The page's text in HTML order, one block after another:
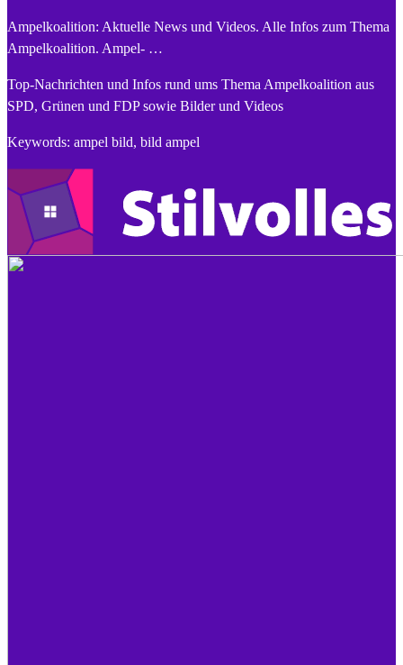
Ampelkoalition: Aktuelle News und Videos. Alle Infos zum Thema
Ampelkoalition. Ampel- …
Top-Nachrichten und Infos rund ums Thema Ampelkoalition aus
SPD, Grünen und FDP sowie Bilder und Videos
Keywords: ampel bild, bild ampel